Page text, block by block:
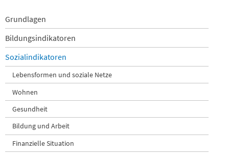
Navigation
überspringen
Grundlagen
Bildungsindikatoren
Sozialindikatoren
Lebensformen und soziale Netze
Wohnen
Gesundheit
Bildung und Arbeit
Finanzielle Situation